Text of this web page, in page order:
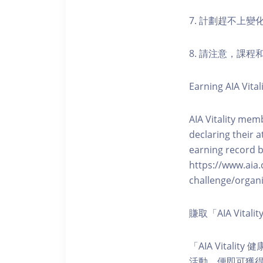
7. 計劃趕不上變
8. 請注意，課程
Earning AIA
AIA Vitality
declaring their
earning record
https://
challenge/
賺取「AIA
「AIA Vitality